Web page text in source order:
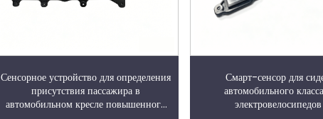
Сенсорное устройство для определения
присутствия пассажира в
автомобильном кресле повышенного
Смарт-сенсор для
автомобильного